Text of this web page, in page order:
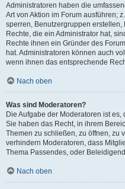
Administratoren haben die
Art von Aktion im Forum ausführen;
sperren, Benutzergruppen
Rechte, die ein Administrator hat,
Rechte ihnen ein Gründer des
hat. Administratoren können auch
wenn ihnen das entsprechende
Nach oben
Was sind Moderatoren?
Die Aufgabe der Moderatoren ist
Sie haben das Recht, in ihrem
Themen zu schließen, zu öffnen, zu
verhindern Moderatoren, dass
Thema Passendes, oder
Nach oben